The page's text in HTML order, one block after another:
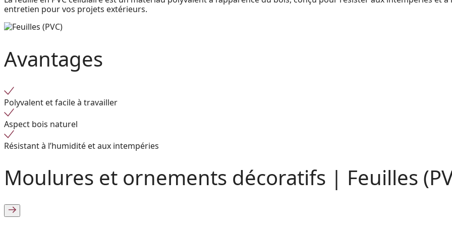
entretien pour vos projets extérieurs.
Avantages
Polyvalent et facile à travailler
Aspect bois naturel
Résistant à l’humidité et aux intempéries
Moulures et ornements décoratifs | Feuilles